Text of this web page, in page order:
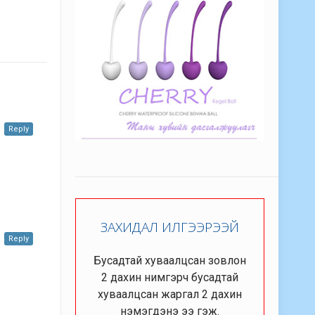
Reply
Reply
ЗАХИДАЛ ИЛГЭЭРЭЭЙ
Бусадтай хуваалцсан зовлон
2 дахин нимгэрч бусадтай
хуваалцсан жаргал 2 дахин
нэмэгдэнэ ээ гэж.